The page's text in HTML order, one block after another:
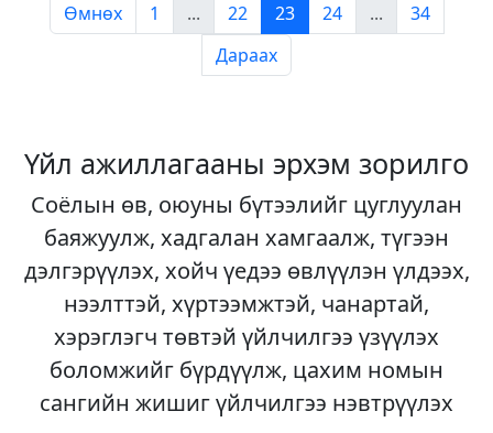
Өмнөх 1 ... 22 23 24 ...
34
Дараах
Үйл ажиллагааны эрхэм зорилго
Соёлын өв, оюуны бүтээлийг цуглуулан
баяжуулж, хадгалан хамгаалж, түгээн
дэлгэрүүлэх, хойч үедээ өвлүүлэн үлдээх,
нээлттэй, хүртээмжтэй, чанартай,
хэрэглэгч төвтэй үйлчилгээ үзүүлэх
боломжийг бүрдүүлж, цахим номын
сангийн жишиг үйлчилгээ нэвтрүүлэх